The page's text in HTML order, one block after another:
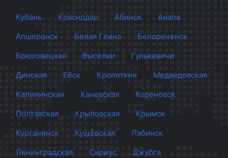
Кубань Краснодар Абинск
Анапа
Апшеронск
Белая Глина
Белореченск
Брюховецкая
Выселки
Гулькевичи
Динская
Ейск Кропоткин
Медведовская
Калининская
Каневская
Кореновск
Полтавская
Крыловская
Крымск
Курганинск
Кущёвская
Лабинск
Ленинградская
Сириус
Джубга